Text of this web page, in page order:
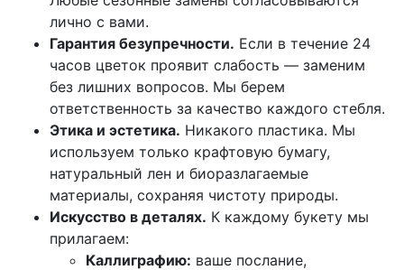
лично с вами.
Гарантия безупречности. Если в течение 24
часов цветок проявит слабость — заменим
без лишних вопросов. Мы берем
ответственность за качество каждого стебля.
Этика и эстетика. Никакого пластика. Мы
используем только крафтовую бумагу,
натуральный лен и биоразлагаемые
материалы, сохраняя чистоту природы.
Искусство в деталях. К каждому букету мы
прилагаем:
Каллиграфию: ваше послание,